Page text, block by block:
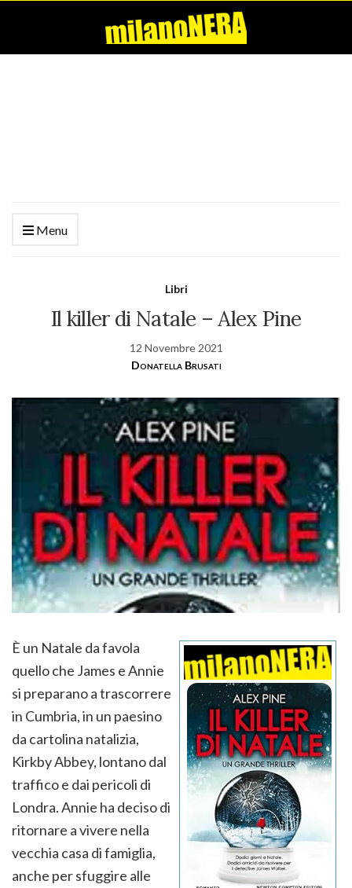
Menu
Libri
Il killer di Natale – Alex Pine
12 Novembre 2021
Donatella Brusati
È un Natale da favola
quello che James e Annie
si preparano a trascorrere
in Cumbria, in un paesino
da cartolina natalizia,
Kirkby Abbey, lontano dal
traffico e dai pericoli di
Londra. Annie ha deciso di
ritornare a vivere nella
vecchia casa di famiglia,
anche per sfuggire alle